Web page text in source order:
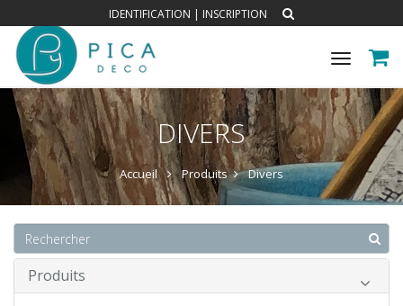
IDENTIFICATION | INSCRIPTION
Toggle
DIVERS
Accueil Produits Divers
Produits